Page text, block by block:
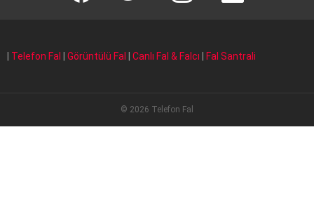
Telefon Fal Görüntülü Fal Canlı Fal & Falcı Fal Santrali
© 2026 Telefon Fal